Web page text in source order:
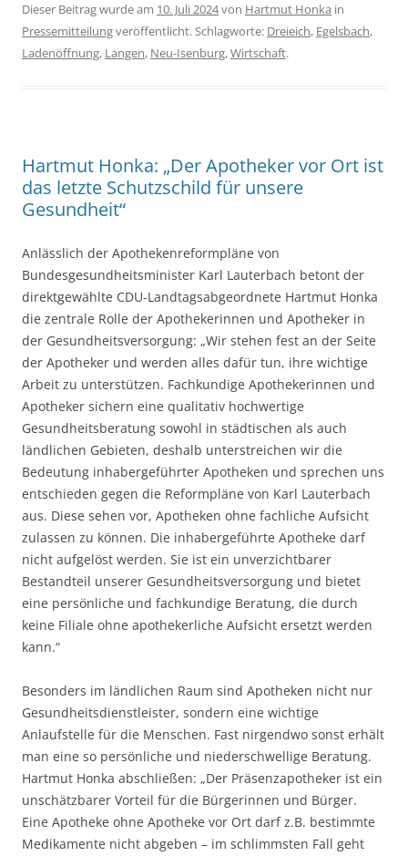
Dieser Beitrag wurde am 10. Juli 2024von Hartmut Honka in
Pressemitteilungveröffentlicht. Schlagworte: Dreieich, Egelsbach,
Ladenöffnung, Langen, Neu-Isenburg,Wirtschaft.
Hartmut Honka: „Der Apotheker vor Ort ist
das letzte Schutzschild für unsere
Gesundheit“
Anlässlich der Apothekenreformpläne von
Bundesgesundheitsminister Karl Lauterbach betont der
direktgewählte CDU-Landtagsabgeordnete Hartmut Honka
die zentrale Rolle der Apothekerinnen und Apotheker in
der Gesundheitsversorgung: „Wir stehen fest an der Seite
der Apotheker und werden alles dafür tun, ihre wichtige
Arbeit zu unterstützen. Fachkundige Apothekerinnen und
Apotheker sichern eine qualitativ hochwertige
Gesundheitsberatung sowohl in städtischen als auch
ländlichen Gebieten, deshalb unterstreichen wir die
Bedeutung inhabergeführter Apotheken und sprechen uns
entschieden gegen die Reformpläne von Karl Lauterbach
aus. Diese sehen vor, Apotheken ohne fachliche Aufsicht
zulassen zu können. Die inhabergeführte Apotheke darf
nicht aufgelöst werden. Sie ist ein unverzichtbarer
Bestandteil unserer Gesundheitsversorgung und bietet
eine persönliche und fachkundige Beratung, die durch
keine Filiale ohne apothekerliche Aufsicht ersetzt werden
kann.“
Besonders im ländlichen Raum sind Apotheken nicht nur
Gesundheitsdienstleister, sondern eine wichtige
Anlaufstelle für die Menschen. Fast nirgendwo sonst erhält
man eine so persönliche und niederschwellige Beratung.
Hartmut Honka abschließen: „Der Präsenzapotheker ist ein
unschätzbarer Vorteil für die Bürgerinnen und Bürger.
Eine Apotheke ohne Apotheke vor Ort darf z.B. bestimmte
Medikamente nicht abgeben – im schlimmsten Fall geht